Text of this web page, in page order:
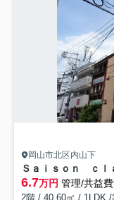
岡山市北区内山下
Ｓａｉｓｏｎ ｃｌ
6.7万円 管理/共益
2階 / 40.60㎡ / 1LDK /